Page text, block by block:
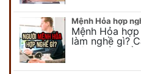
Mệnh Hỏa
làm nghề gì?
mệnh Hỏa để